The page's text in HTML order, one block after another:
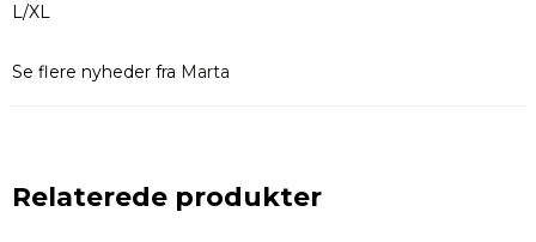
L/XL
Se flere nyheder fra Marta
Relaterede produkter